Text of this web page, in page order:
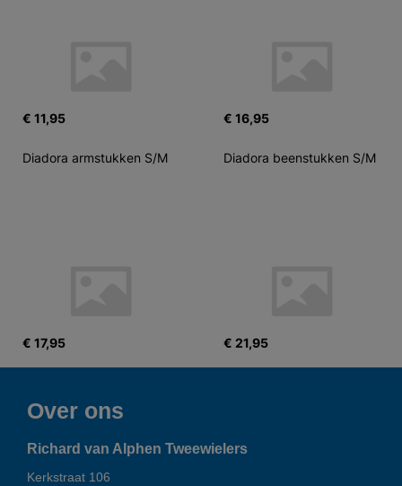
€ 11,95 € 16,95
Diadora armstukken S/M
€ 17,95
Diadora beenstukken S/M
€ 21,95
Over ons
Richard van Alphen Tweewielers
Kerkstraat 106